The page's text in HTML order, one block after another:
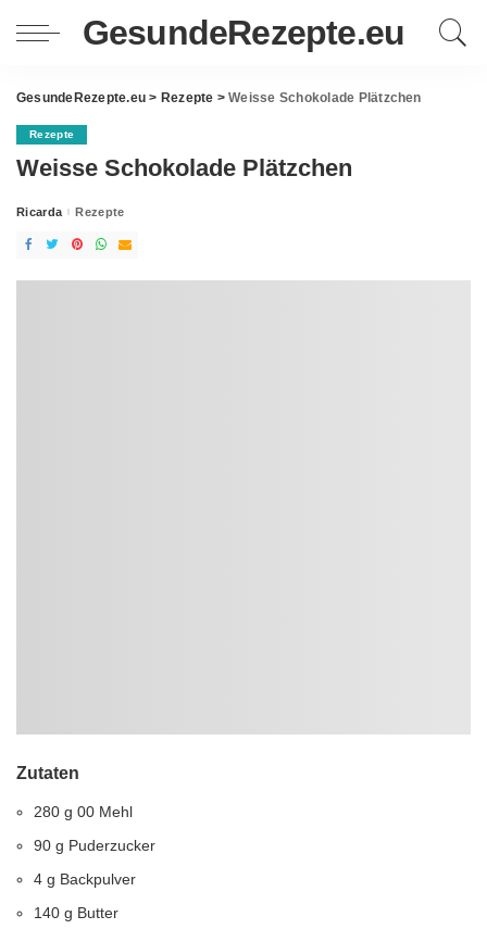
GesundeRezepte.eu
GesundeRezepte.eu > Rezepte >Weisse Schokolade Plätzchen
Rezepte
Weisse Schokolade Plätzchen
Posted
Ricarda Rezepte
Zutaten
280 g 00 Mehl
90 g Puderzucker
4 g Backpulver
140 g Butter